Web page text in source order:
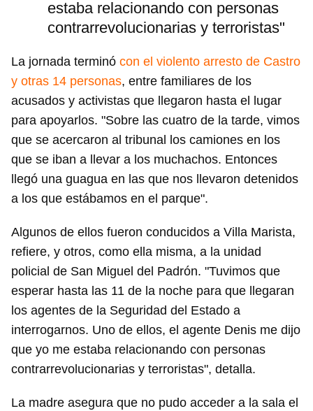
estaba relacionando con personas
contrarrevolucionarias y terroristas"
La jornada terminó con el violento arresto de Castro
y otras 14 personas, entre familiares de los
acusados y activistas que llegaron hasta el lugar
para apoyarlos. "Sobre las cuatro de la tarde, vimos
que se acercaron al tribunal los camiones en los
que se iban a llevar a los muchachos. Entonces
llegó una guagua en las que nos llevaron detenidos
a los que estábamos en el parque".
Algunos de ellos fueron conducidos a Villa Marista,
refiere, y otros, como ella misma, a la unidad
policial de San Miguel del Padrón. "Tuvimos que
esperar hasta las 11 de la noche para que llegaran
los agentes de la Seguridad del Estado a
interrogarnos. Uno de ellos, el agente Denis me dijo
que yo me estaba relacionando con personas
contrarrevolucionarias y terroristas", detalla.
La madre asegura que no pudo acceder a la sala el